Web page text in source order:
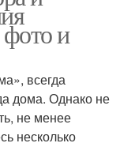
и
всегда
дома. Однако не
не менее
несколько